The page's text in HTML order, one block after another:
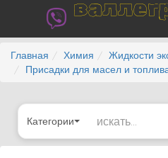
Главная Химия
Жидкости
Присадки для масел и
Категории